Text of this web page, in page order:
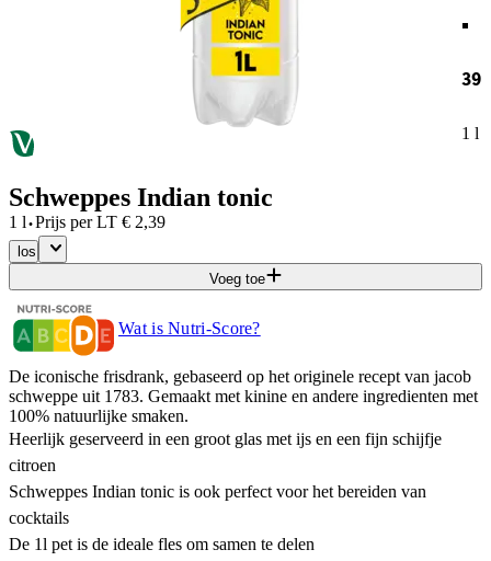
.
39
1 l
Schweppes Indian tonic
1 l·Prijs per LT € 2,39
los
Voeg toe
Wat is Nutri-Score?
De iconische frisdrank, gebaseerd op het originele recept van jacob
schweppe uit 1783. Gemaakt met kinine en andere ingredienten met
100% natuurlijke smaken.
Heerlijk geserveerd in een groot glas met ijs en een fijn schijfje
citroen
Schweppes Indian tonic is ook perfect voor het bereiden van
cocktails
De 1l pet is de ideale fles om samen te delen